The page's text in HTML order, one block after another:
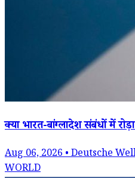
क्या भारत-बांग्लादेश संबंधों में
Aug 06, 2026 • Deutsche
WORLD